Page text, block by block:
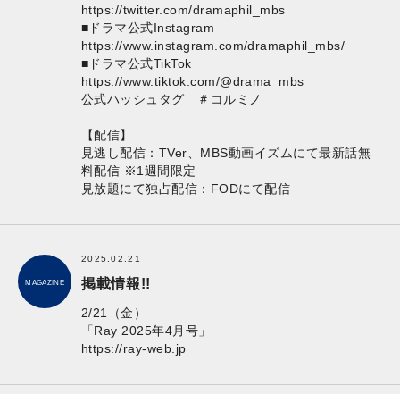
https://twitter.com/dramaphil_mbs
■ドラマ公式Instagram
https://www.instagram.com/dramaphil_mbs/
■ドラマ公式TikTok
https://www.tiktok.com/@drama_mbs
公式ハッシュタグ ＃コルミノ
【配信】
見逃し配信：TVer、MBS動画イズムにて最新話無
料配信 ※1週間限定
見放題にて独占配信：FODにて配信
MAGAZINE
2025.02.21
掲載情報!!
2/21（金）
「Ray 2025年4月号」
https://ray-web.jp